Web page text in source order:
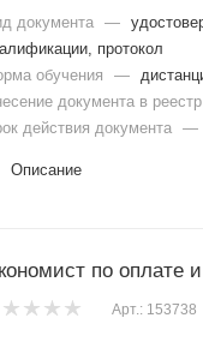
документа —
протокол
обучения
—
документа в реестр
действия документа —
Описание
по оплате
Арт.: 153738